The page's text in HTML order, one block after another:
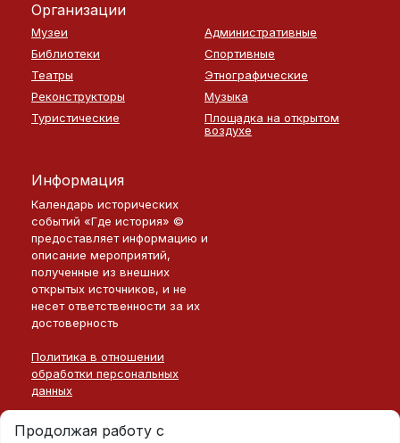
Организации
Музеи
Административные
Библиотеки
Спортивные
Театры
Этнографические
Реконструкторы
Музыка
Туристические
Площадка на открытом
воздухе
Информация
Календарь исторических
событий «Где история» ©
предоставляет информацию и
описание мероприятий,
полученные из внешних
открытых источников, и не
несет ответственности за их
достоверность
Политика в отношении
обработки персональных
данных
Продолжая работу с